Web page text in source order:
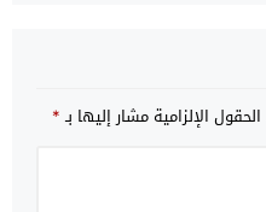
الحقول الإلزامية مشار إليها بـ*